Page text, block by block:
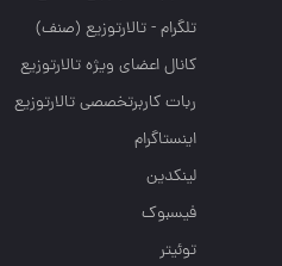
تلگرام - تالارتوزیع (صنف)
کانال اعضای ویژه تالارتوزیع
ربات کاربرتخصصی تالارتوزیع
اینستاگرام
لینکدین
فیسبوک
توئیتر